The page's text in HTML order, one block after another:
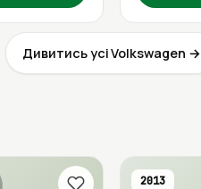
Дивитись усі Volkswagen →
2013